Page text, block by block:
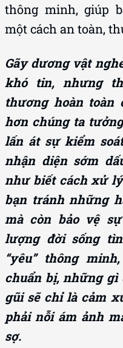
thông minh, giúp
một cách an toàn,
Gãy dương vật
khó tin, nhưng
thương hoàn
hơn chúng ta
lấn át sự kiểm
nhận diện sớm
như biết cách xử
bạn tránh những
mà còn bảo vệ
lượng đời sống
“yêu” thông
chuẩn bị, những gì
gũi sẽ chỉ là cảm
phải nỗi ám ảnh
sợ.